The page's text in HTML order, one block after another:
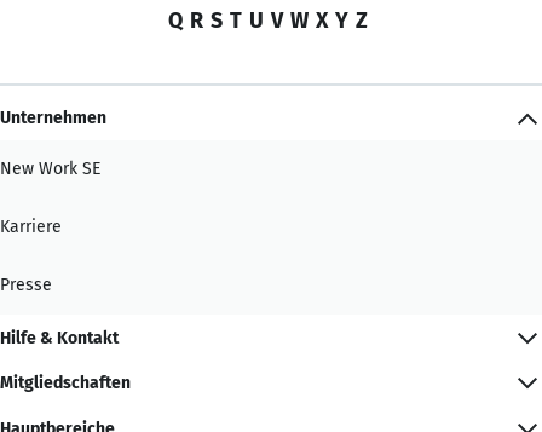
Q R S T U V W X Y Z
Unternehmen
New Work SE
Karriere
Presse
Hilfe & Kontakt
Mitgliedschaften